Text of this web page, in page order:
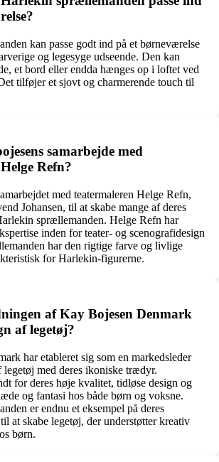
kan passe godt ind på et børneværelse
og legesyge udseende. Den kan
et bord eller endda hænges op i loftet ved
tilføjer et sjovt og charmerende touch til
samarbejde med
Refn?
med teatermaleren Helge Refn,
Johansen, til at skabe mange af deres
sprællemanden. Helge Refn har
inden for teater- og scenografidesign
har den rigtige farve og livlige
for Harlekin-figurerne.
af ​​Kay Bojesen Denmark
af legetøj?
har etableret sig som en markedsleder
legetøj med deres ikoniske trædyr.
for deres høje kvalitet, tidløse design og
og fantasi hos både børn og voksne.
er endnu et eksempel på deres
at skabe legetøj, der understøtter kreativ
børn.